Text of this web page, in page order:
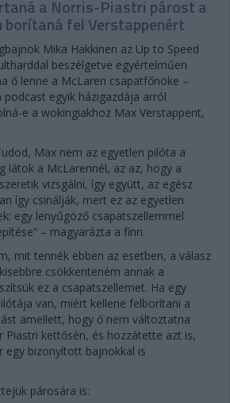
a Norris-Piastri párost a
borítaná fel Verstappenért
Mika Hakkinen az Up to Speed
beszélgetve egyértelműen
ő lenne a McLaren csapatfőnöke –
egyik házigazdája arról
e a wokingiakhoz Max Verstappent,
Max nem az egyetlen pilóta a
látok a McLarennél, az az, hogy a
vizsgálni, így együtt, az egész
így csinálják, mert ez az egyetlen
egy lenyűgöző csapatszellemmel
– magyarázta a finn.
mit tennék ebben az esetben, a válasz
csökkenteném annak a
ez a csapatszellemet. Ha egy
van, miért kellene felborítani a
amellett, hogy ő nem változtatna
Piastri kettősén, és hozzátette azt is,
egy bizonyított bajnokkal is
párosára is: